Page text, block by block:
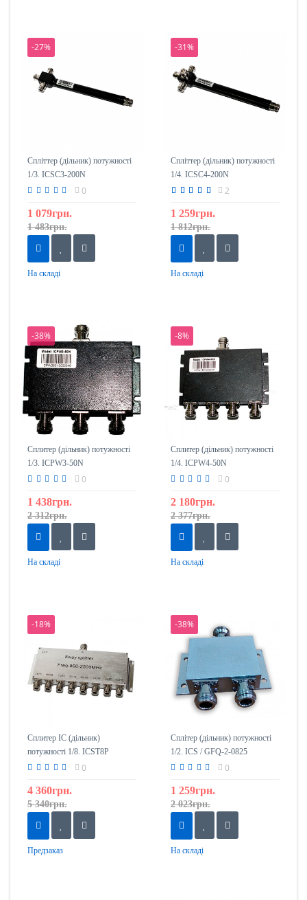
-27%
Спліттер (дільник) потужності
1/3. ICSC3-200N
0
1 079грн.
1 483грн.
На складі
-31%
Спліттер (дільник) потужності
1/4. ICSC4-200N
2
1 259грн.
1 812грн.
На складі
-38%
Сплитер (дільник) потужності
1/3. ICPW3-50N
0
1 438грн.
2 312грн.
На складі
-8%
Сплитер (дільник) потужності
1/4. ICPW4-50N
0
2 180грн.
2 377грн.
На складі
-18%
Сплитер IC (дільник)
потужності 1/8. ICST8P
0
4 360грн.
5 340грн.
Предзаказ
-38%
Сплітер (дільник) потужності
1/2. ICS / GFQ-2-0825
0
1 259грн.
2 023грн.
На складі